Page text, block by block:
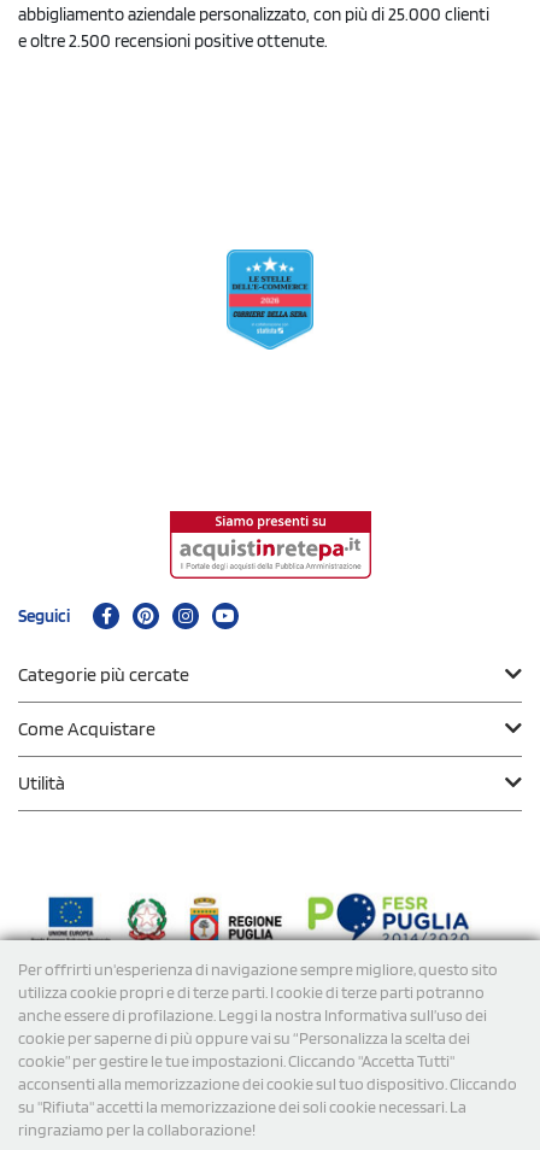
Per offrirti un'esperienza di navigazione sempre migliore, questo sito
utilizza cookie propri e di terze parti. I cookie di terze parti potranno
anche essere di profilazione. Leggi la nostra Informativa sull’uso dei
cookie per saperne di più oppure vai su “Personalizza la scelta dei
cookie” per gestire le tue impostazioni. Cliccando "Accetta Tutti"
acconsenti alla memorizzazione dei cookie sul tuo dispositivo. Cliccando
su "Rifiuta" accetti la memorizzazione dei soli cookie necessari. La
ringraziamo per la collaborazione!
abbigliamento aziendale personalizzato, con più di 25.000 clienti
e oltre 2.500 recensioni positive ottenute.
Seguici
Categorie più cercate
Come Acquistare
Utilità
Modalità diPagamento
Spedizioni